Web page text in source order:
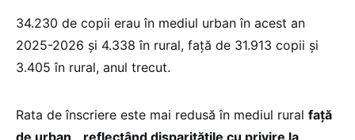
34.230 de copii erau în mediul urban în acest an
2025-2026 și 4.338 în rural, față de 31.913 copii și
3.405 în rural, anul trecut.
Rata de înscriere este mai redusă în mediul rural față